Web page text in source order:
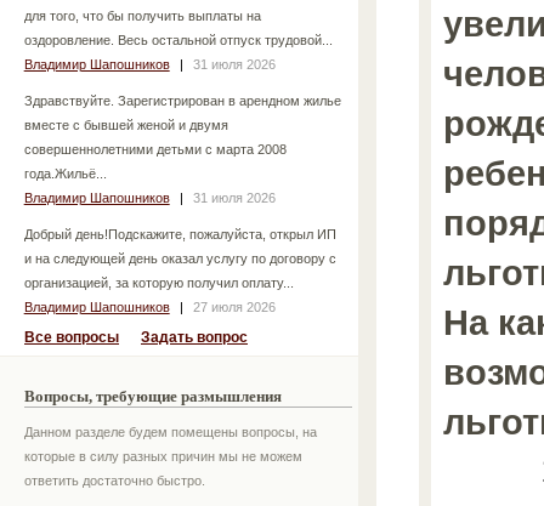
для того, что бы получить выплаты на
оздоровление. Весь остальной отпуск трудовой...
Владимир Шапошников
| 31 июля 2026
Здравствуйте. Зарегистрирован в арендном жилье
вместе с бывшей женой и двумя
совершеннолетними детьми с марта 2008
года.Жильё...
Владимир Шапошников
| 31 июля 2026
Добрый день!Подскажите, пожалуйста, открыл ИП
и на следующей день оказал услугу по договору с
организацией, за которую получил оплату...
Владимир Шапошников
| 27 июля 2026
Все вопросы Задать вопрос
Вопросы, требующие размышления
Данном разделе будем помещены вопросы, на
которые в силу разных причин мы не можем
ответить достаточно быстро.
На